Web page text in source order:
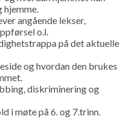
angående lekser,
o.l.
på det aktuelle
og hvordan den brukes
diskriminering og
i møte på 6. ­og 7.trinn.